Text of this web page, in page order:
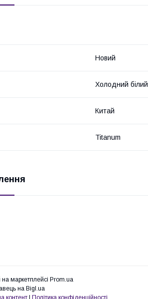
Новий
Холодний білий
Китай
Titanum
маркетплейсі Prom.ua
на Bigl.ua
контент Політика конфіденційності